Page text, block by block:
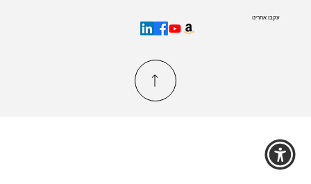
עקבו אחרינו